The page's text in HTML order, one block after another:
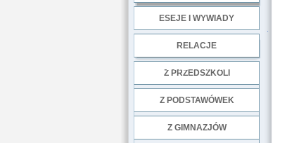
ESEJE I WYWIADY
RELACJE
Z PRZEDSZKOLI
Z PODSTAWÓWEK
Z GIMNAZJÓW